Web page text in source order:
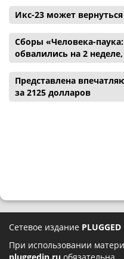
Икс-23 может
Сборы «Человека-
обвалились на 2
Представлена
за 2125 долларов
Сетевое издание
При использовании